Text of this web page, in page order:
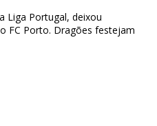
Liga Portugal, deixou
FC Porto. Dragões festejam